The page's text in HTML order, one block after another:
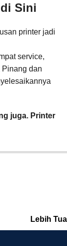
Sini
printer jadi
service,
dan
juga. Printer
Lebih Tua